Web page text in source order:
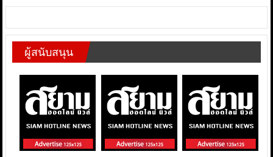
ผู้สนับสนุน